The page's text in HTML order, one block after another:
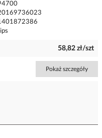
58,82 zł/szt
Pokaż szczegóły